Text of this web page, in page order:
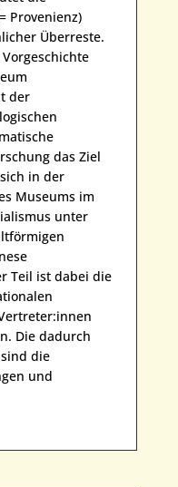
Provenienz)
Überreste.
der
das Ziel
in der
Museums im
unter
Teil ist dabei die
Die dadurch
die
und